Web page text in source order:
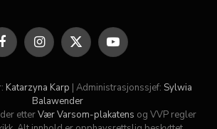
FacebookInstagram
X
(Twitter)
YouTube
Katarzyna Karp | Administrasjonssjef: Sylwia
Balawender
etterVær Varsom-plakatens og VVP regler